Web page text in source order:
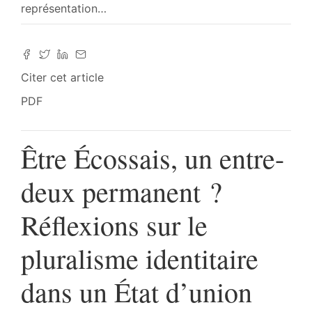
représentation…
Citer cet article
PDF
Être Écossais, un entre-
deux permanent ?
Réflexions sur le
pluralisme identitaire
dans un État d’union